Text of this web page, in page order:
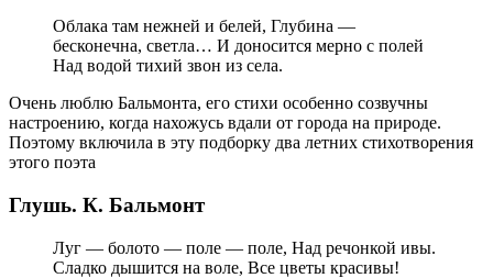
Облака там нежней и белей, Глубина —
бесконечна, светла… И доносится мерно с полей
Над водой тихий звон из села.
Очень люблю Бальмонта, его стихи особенно созвучны
настроению, когда нахожусь вдали от города на природе.
Поэтому включила в эту подборку два летних стихотворения
этого поэта
Глушь. К. Бальмонт
Луг — болото — поле — поле, Над речонкой ивы.
Сладко дышится на воле, Все цветы красивы!